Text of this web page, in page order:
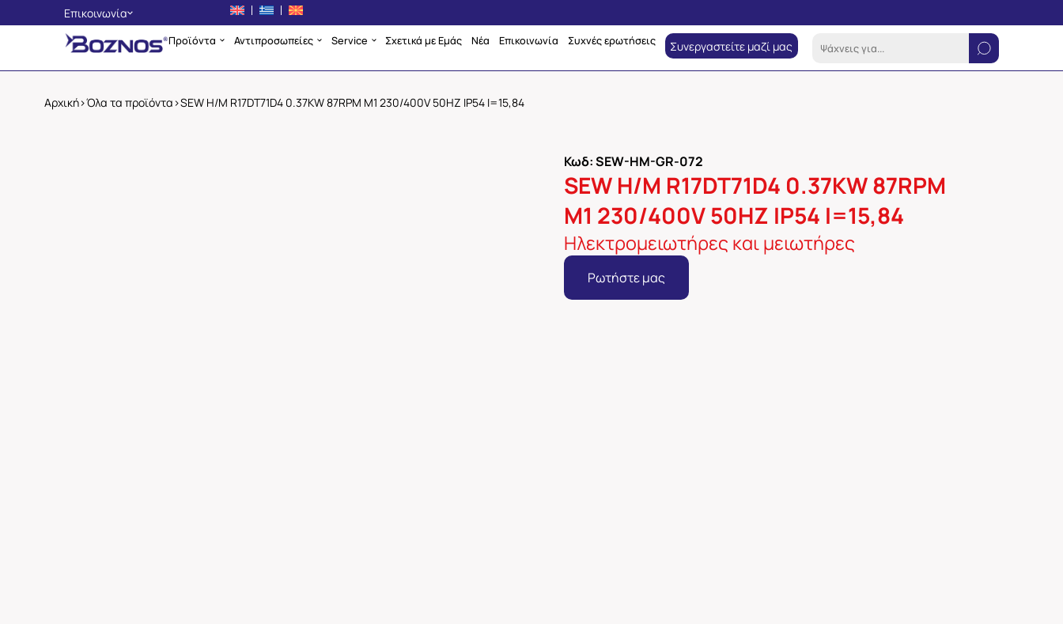
Επικοινωνία
Αθήνα
+30 2310 705400
Προϊόντα Αντιπροσωπείες Service Σχετικά με Εμάς Νέα Επικοινωνία Συχνές ερωτήσεις Συνεργαστείτε μαζί μας
Αρχική>Όλα τα προϊόντα >SEW Η/Μ R17DT71D4 0.37KW 87RPM M1 230/400V 50HZ IP54 I=15,84
Κωδ: SEW-HM-GR-072
SEW Η/Μ R17DT71D4 0.37KW 87RPM
M1 230/400V 50HZ IP54 I=15,84
Ηλεκτρομειωτήρες και μειωτήρες
Ρωτήστε μας